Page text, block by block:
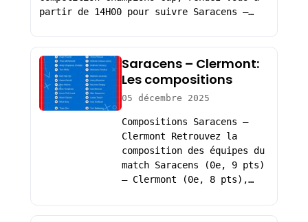
partir de 14H00 pour suivre Saracens –…
Saracens – Clermont:
Les compositions
05 décembre 2025
Compositions Saracens –
Clermont Retrouvez la
composition des équipes du
match Saracens (0e, 9 pts)
– Clermont (0e, 8 pts),…